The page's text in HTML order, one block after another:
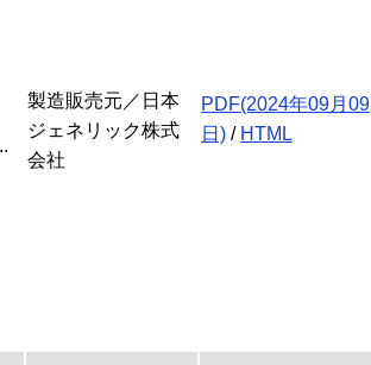
製造販売元／日本
ジェネリック株式
会社
PDF(2024年09月09
日) / HTML